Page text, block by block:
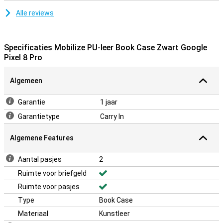
Alle reviews
Specificaties Mobilize PU-leer Book Case Zwart Google
Pixel 8 Pro
Algemeen
Garantie
1 jaar
Garantietype
Carry In
Algemene Features
Aantal pasjes
2
Ruimte voor briefgeld
Ruimte voor pasjes
Type
Book Case
Materiaal
Kunstleer